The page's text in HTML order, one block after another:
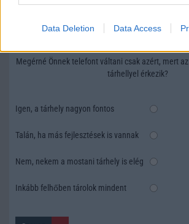
Data Deletion Data Access
SZAVAZÁS
Megérné Önnek telefont váltani csak azért, mert
tárhellyel érkezik?
Igen, a tárhely nagyon fontos
Talán, ha más fejlesztések is vannak
Nem, nekem a mostani tárhely is elég
Inkább felhőben tárolok mindent